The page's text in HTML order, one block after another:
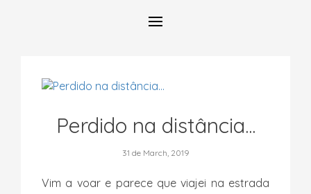
Perdido na distância...
31 de March, 2019
Vim a voar e parece que viajei na estrada